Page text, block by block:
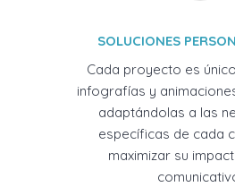
SOLUCIONES
Cada proyecto es
infografías y
adaptándolas a las
específicas de cada
maximizar su